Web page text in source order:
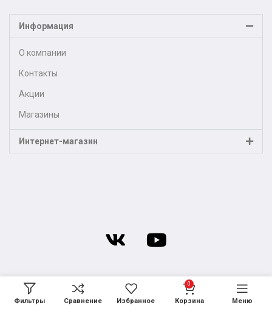
Информация
О компании
Контакты
Акции
Магазины
Интернет-магазин
Фильтры Сравнение Избранное
0
Корзина Меню